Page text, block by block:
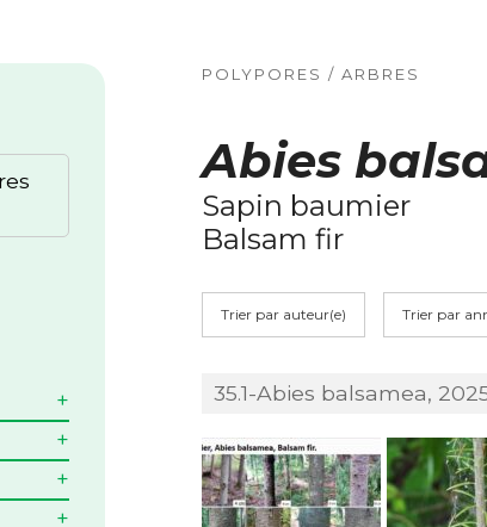
POLYPORES / ARBRES
Abies
Sapin baumier
Balsam fir
Trier par auteur(e) Trier par
35.1-Abies balsamea,